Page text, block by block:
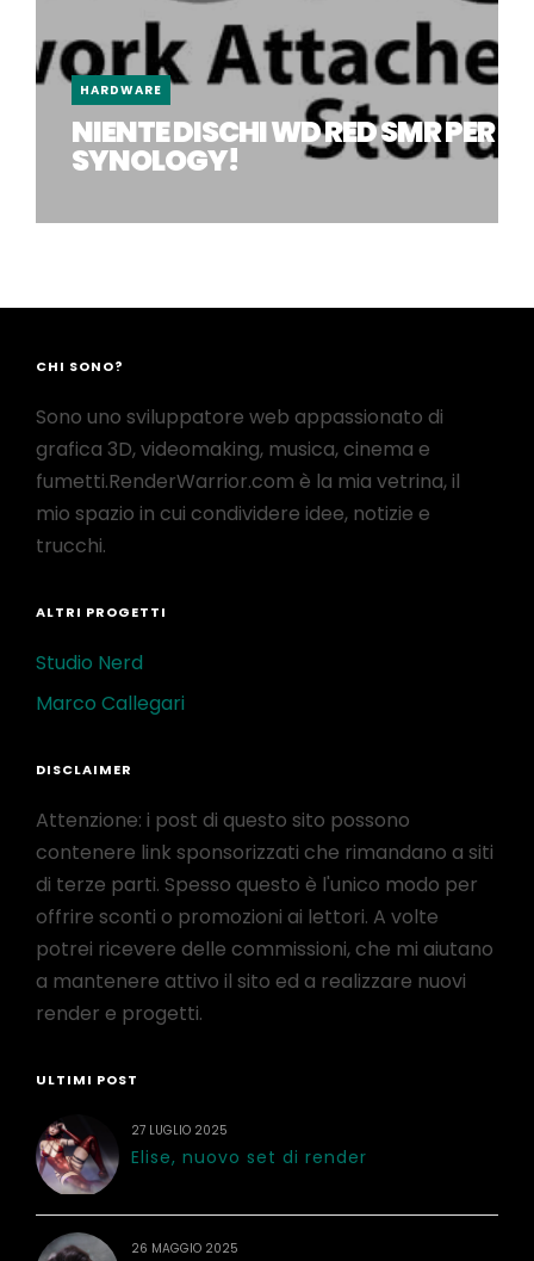
HARDWARE
NIENTE DISCHI WD RED SMR PER
SYNOLOGY!
CHI SONO?
Sono uno sviluppatore web appassionato di
grafica 3D, videomaking, musica, cinema e
fumetti.RenderWarrior.com è la mia vetrina, il
mio spazio in cui condividere idee, notizie e
trucchi.
ALTRI PROGETTI
Studio Nerd
Marco Callegari
DISCLAIMER
Attenzione: i post di questo sito possono
contenere link sponsorizzati che rimandano a siti
di terze parti. Spesso questo è l'unico modo per
offrire sconti o promozioni ai lettori. A volte
potrei ricevere delle commissioni, che mi aiutano
a mantenere attivo il sito ed a realizzare nuovi
render e progetti.
ULTIMI POST
27 LUGLIO 2025
Elise, nuovo set di render
26 MAGGIO 2025